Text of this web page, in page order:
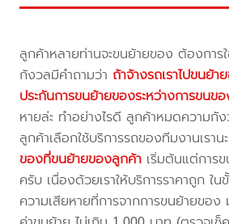
ลูกค้าหลายท่านจะขนย้ายของ ต้องการ
กังวลมีคำถามว่า ถ้าจ้างรถเราไปขนย้
ประกันการขนย้ายของระหว่างการขนข
หายล่ะ ทำอย่างไรดี ลูกค้าหมดความกัง
ลูกค้าเลือกใช้บริการรถของทีมงานเราน
ของที่ขนย้ายของลูกค้า เริ่มต้นแต่การ
ครับ เนื่องด้วยเราให้บริการราคาถูก ใน
ความเสียหายที่การจากการขนย้ายขอ